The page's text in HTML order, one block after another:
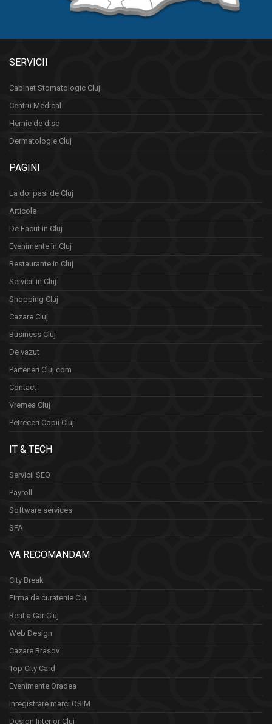
SERVICII
Cabinet Stomatologic Cluj
Centru Medical
Hernie de disc
Dermatologie Cluj
PAGINI
La doi pasi de Cluj
Articole
De Facut in Cluj
Evenimente în Cluj
Restaurante in Cluj
Servicii in Cluj
Shopping Cluj
Cazare Cluj
Business Cluj
De vazut
Parteneri Cluj.com
Contact
Vremea Cluj
Petreceri Copii Cluj
IT & TECH
Servicii SEO
Payroll
Software services
SFA
VA RECOMANDAM
City Break
Firma de curatenie Cluj
Rent a Car Cluj
Web Design
Cazare Brasov
Top City Card
Evenimente Oradea
Inregistrare marci OSIM
Design Interior Cluj